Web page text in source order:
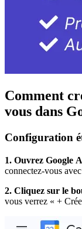
Comment
vous dans
Configuration
1. Ouvrez Google
connectez-vous
2. Cliquez sur le
vous verrez « +